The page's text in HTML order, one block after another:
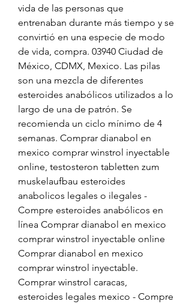
vida de las personas que
entrenaban durante más tiempo y se
convirtió en una especie de modo
de vida, compra. 03940 Ciudad de
México, CDMX, Mexico. Las pilas
son una mezcla de diferentes
esteroides anabólicos utilizados a lo
largo de una de patrón. Se
recomienda un ciclo mínimo de 4
semanas. Comprar dianabol en
mexico comprar winstrol inyectable
online, testosteron tabletten zum
muskelaufbau esteroides
anabolicos legales o ilegales -
Compre esteroides anabólicos en
línea Comprar dianabol en mexico
comprar winstrol inyectable online
Comprar dianabol en mexico
comprar winstrol inyectable.
Comprar winstrol caracas,
esteroides legales mexico - Compre